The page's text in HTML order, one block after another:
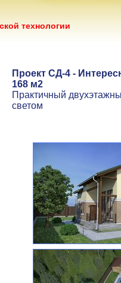
технологии
Проект СД-4 -
168 м2
Практичный
светом